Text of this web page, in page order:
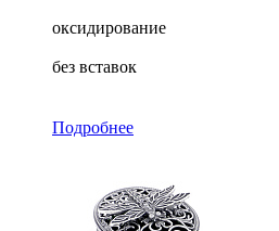
оксидирование
без вставок
Подробнее